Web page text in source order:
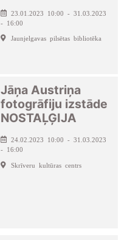
23.01.2023 10:00 - 31.03.2023
- 16:00
Jaunjelgavas pilsētas bibliotēka
Jāņa Austriņa
fotogrāfiju izstāde
NOSTAĻĢIJA
24.02.2023 10:00 - 31.03.2023
- 16:00
Skrīveru kultūras centrs